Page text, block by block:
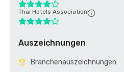
Thai Hotels Association
Auszeichnungen
Branchenauszeichnungen